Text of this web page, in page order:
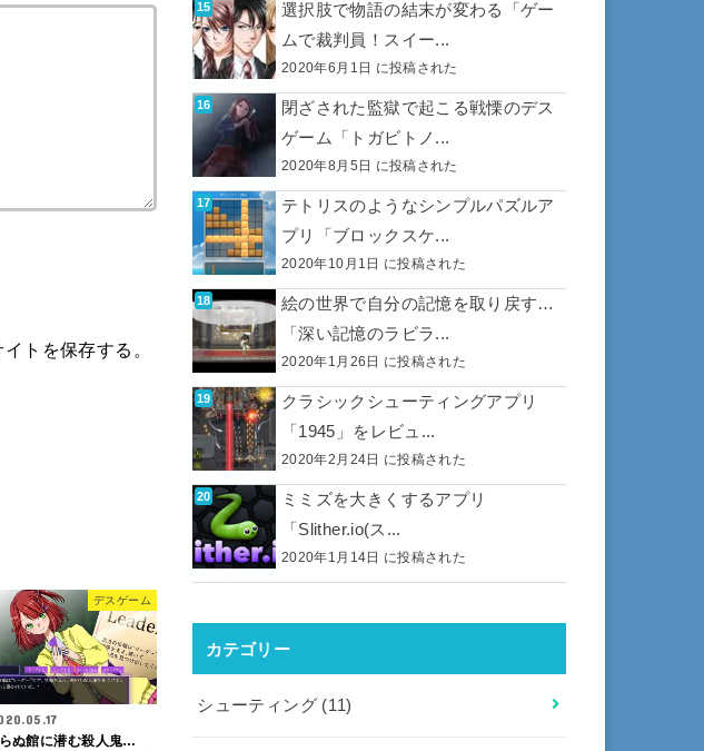
トを保存する。
デスゲーム
ぬ館に潜む殺人鬼…
選択肢で物語の結末が変わる「ゲー
ムで裁判員！スイー...
2020年6月1日 に投稿された
閉ざされた監獄で起こる戦慄のデス
ゲーム「トガビトノ...
2020年8月5日 に投稿された
テトリスのようなシンプルパズルア
プリ「ブロックスケ...
2020年10月1日 に投稿された
絵の世界で自分の記憶を取り戻す…
「深い記憶のラビラ...
2020年1月26日 に投稿された
クラシックシューティングアプリ
「1945」をレビュ...
2020年2月24日 に投稿された
ミミズを大きくするアプリ
「Slither.io(ス...
2020年1月14日 に投稿された
カテゴリー
シューティング (11)